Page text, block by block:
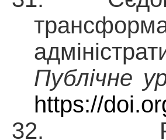
Публічне
https://
32.